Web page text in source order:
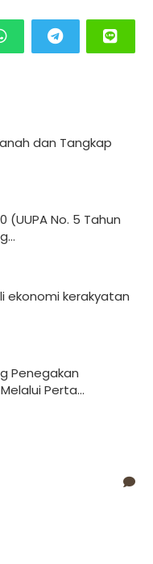
dan Tangkap
(UUPA No. 5 Tahun
ekonomi kerakyatan
Penegakan
Perta...